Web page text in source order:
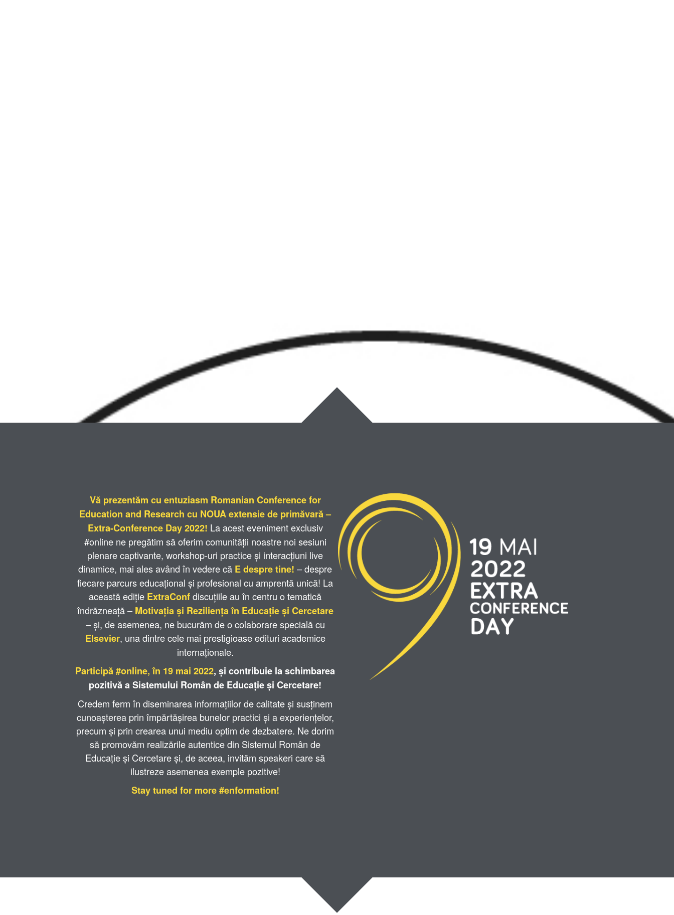
Vă prezentăm cu entuziasm Romanian Conference for
Education and Research cu NOUA extensie de primăvară –
Extra-Conference Day 2022! La acest eveniment exclusiv
#online ne pregătim să oferim comunității noastre noi sesiuni
plenare captivante, workshop-uri practice și interacțiuni live
dinamice, mai ales având în vedere că E despre tine! – despre
fiecare parcurs educațional și profesional cu amprentă unică! La
această ediție ExtraConfdiscuțiile au în centru o tematică
îndrăzneață – Motivația și Reziliența în Educație și Cercetare
– și, de asemenea, ne bucurăm de o colaborare specială cu
Elsevier, una dintre cele mai prestigioase edituri academice
internaționale.
Participă #online, în 19 mai 2022, și contribuie la schimbarea
pozitivă a Sistemului Român de Educație și Cercetare!
Credem ferm în diseminarea informațiilor de calitate și susținem
cunoașterea prin împărtășirea bunelor practici și a experiențelor,
precum și prin crearea unui mediu optim de dezbatere. Ne dorim
să promovăm realizările autentice din Sistemul Român de
Educație și Cercetare și, de aceea, invităm speakeri care să
ilustreze asemenea exemple pozitive!
Stay tuned for more #enformation!